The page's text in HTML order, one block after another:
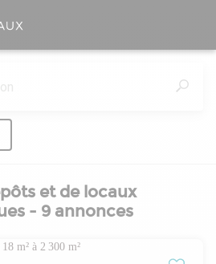
et de locaux
- 9 annonces